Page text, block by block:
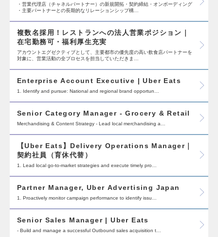
・営業代理店（チャネルパートナー）の新規開拓・契約締結・オンボーディング
・主要パートナーとの長期的なリレーションシップ構…
複数名採用！レストランへの法人営業ポジション｜
在宅勤務可・福利厚生充実
アカウントエグゼクティブとして、主要都市の優先度の高い飲食店パートナーを
対象に、営業活動の全プロセスを担当していただきま…
Enterprise Account Executive | Uber Eats
1. Identify and pursue: National and regional brand opportun…
Senior Category Manager - Grocery & Retail
Merchandising & Content Strategy - Lead local merchandising a…
【Uber Eats】Delivery Operations Manager｜
契約社員（育休代替）
1. Lead local go-to-market strategies and execute timely pro…
Partner Manager, Uber Advertising Japan
1. Proactively monitor campaign performance to identify issu…
Senior Sales Manager | Uber Eats
- Build and manage a successful Outbound sales acquisition t…